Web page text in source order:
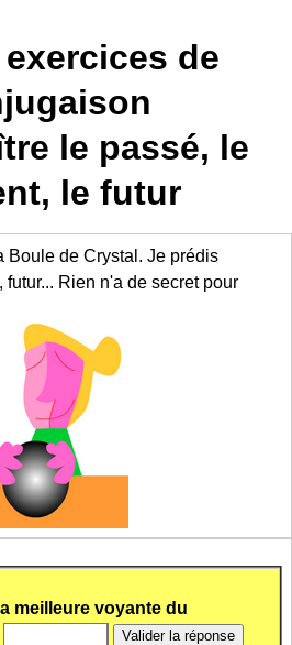
de
le passé, le
, le futur
Boule de Crystal. Je prédis
futur... Rien n'a de secret pour